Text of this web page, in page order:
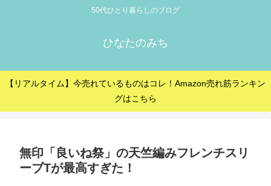
50代ひとり暮らしのブログ
ひなたのみち
【リアルタイム】今売れているものはコレ！Amazon売れ筋ランキン
グはこちら
無印「良いね祭」の天竺編みフレンチスリ
ーブTが最高すぎた！